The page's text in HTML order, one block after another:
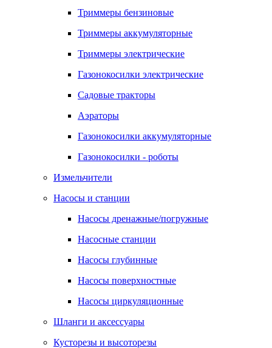
Триммеры бензиновые
Триммеры аккумуляторные
Триммеры электрические
Газонокосилки электрические
Садовые тракторы
Аэраторы
Газонокосилки аккумуляторные
Газонокосилки - роботы
Измельчители
Насосы и станции
Насосы дренажные/погружные
Насосные станции
Насосы глубинные
Насосы поверхностные
Насосы циркуляционные
Шланги и аксессуары
Кусторезы и высоторезы